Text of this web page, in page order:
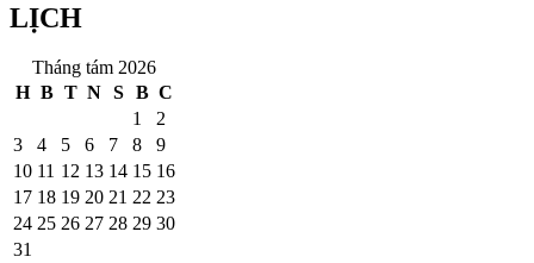
LỊCH
Tháng tám 2026
H B T N S B C
1
2
3
4 5 6 7 8
9
10 11 12 13 14 15 16
17 18 19 20 21 22 23
24 25 26 27 28 29 30
31